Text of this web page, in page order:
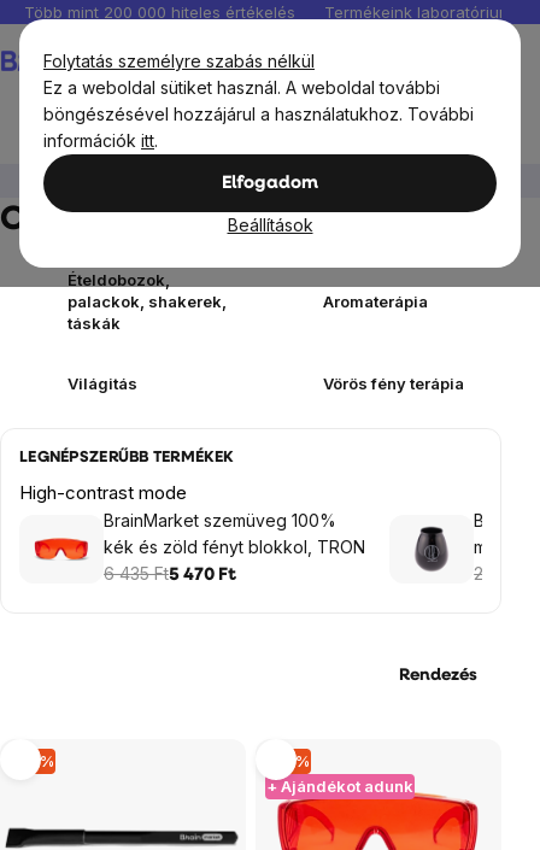
Folytatás személyre szabás nélkül
Ez a weboldal sütiket használ. A weboldal további
böngészésével hozzájárul a használatukhoz. További
információk itt.
Elfogadom
Beállítások
Ugrás
fő
tartalomhoz
Több mint 200 000 hiteles értékelés Termékeink
Otthon
Ételdobozok,
palackok, shakerek,
táskák
Aromaterápia
Világitás Vörös fény terápia
LEGNÉPSZERŰBB TERMÉKEK
High-contrast mode
BrainMarket szemüveg 100%
kék és zöld fényt blokkol, TRON
6 435 Ft5 470 Ft
ml
2 080 Ft
Rendezés
Termékek
–15 %
+ Ajándékot adunk
–15 %